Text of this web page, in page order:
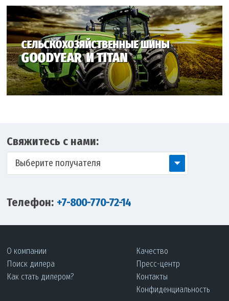
Свяжитесь с нами:
Выберите получателя
Телефон: +7-800-770-72-14
О компании
Поиск дилера
Как стать дилером?
Качество
Пресс-центр
Контакты
Конфиденциальность